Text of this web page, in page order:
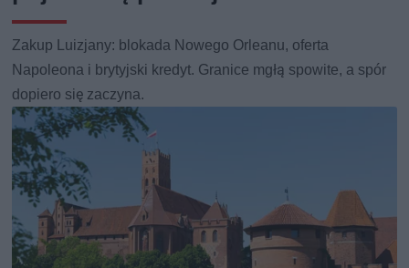
Zakup Luizjany: blokada Nowego Orleanu, oferta
Napoleona i brytyjski kredyt. Granice mgłą spowite, a spór
dopiero się zaczyna.